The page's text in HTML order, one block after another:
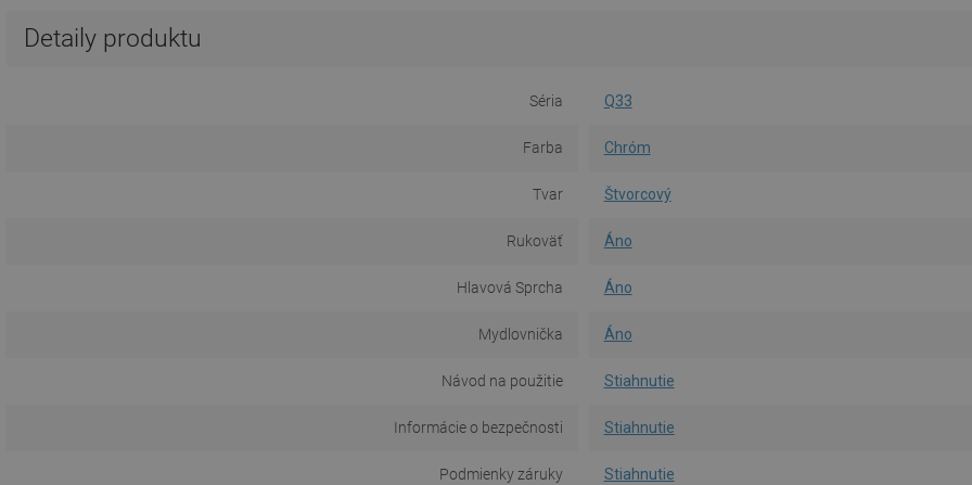
Detaily produktu
Séria Q33
Farba Chróm
Tvar Štvorcový
Rukoväť Áno
Hlavová Sprcha Áno
Mydlovnička Áno
Návod na použitie Stiahnutie
Informácie o bezpečnosti Stiahnutie
Podmienky záruky Stiahnutie